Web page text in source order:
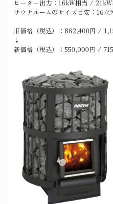
ヒーター出力：16kW相当 /
サウナルームのサイズ目安：16
旧価格（税込）：862,400円 /
↓
新価格（税込）：550,000円 /